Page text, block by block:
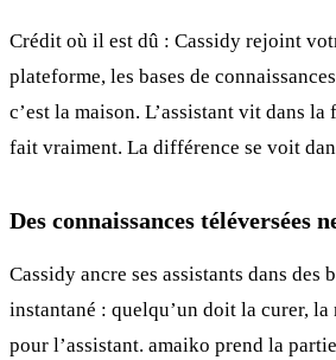
Crédit où il est dû : Cassidy rejoint
plateforme, les bases de
c’est la maison. L’assistant vit dans
fait vraiment. La différence se voit
Des connaissances téléversées
Cassidy ancre ses assistants dans
instantané : quelqu’un doit la curer,
pour l’assistant. amaiko prend la